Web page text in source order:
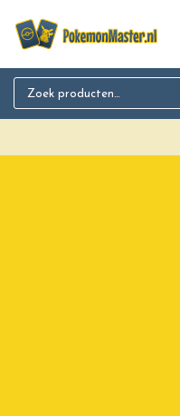
Search for: